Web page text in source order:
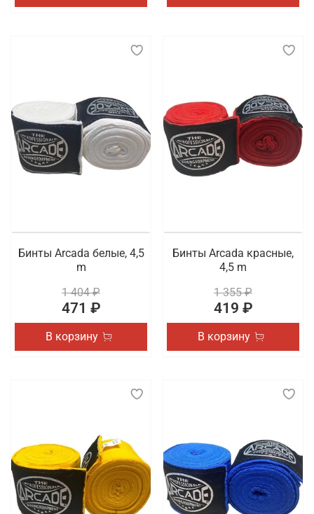
Бинты Arcada белые, 4,5
m
1 404 ₽
471 ₽
В корзину
Бинты Arcada красные,
4,5 m
1 355 ₽
419 ₽
В корзину